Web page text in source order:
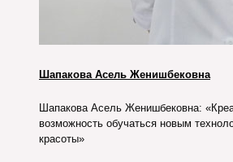
Шапакова Асель Женишбековна
Шапакова Асель Женишбековна:
возможность обучаться новым
красоты»